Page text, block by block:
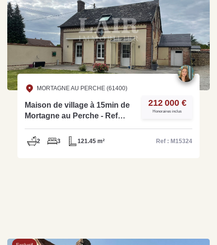
MORTAGNE AU PERCHE (61400)
Maison de village à 15min de
Mortagne au Perche - Ref
M15324
212 000 €
Honoraires inclus
2 3 121.45 m² Ref : M15324